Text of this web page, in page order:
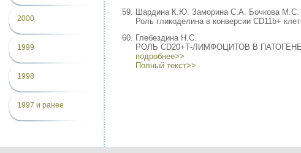
2000
1999
1998
1997 и ранее
Шардина К.Ю. Заморина С.А. Бочкова
Роль гликоделина в конверсии CD11b+
Глебездина Н.С.
РОЛЬ CD20+Т-ЛИМФОЦИТОВ В
подробнее>>
Полный текст>>